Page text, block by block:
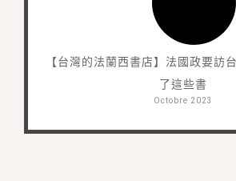
【台灣的法蘭西書店】法國政要
了這些書
Octobre 2023